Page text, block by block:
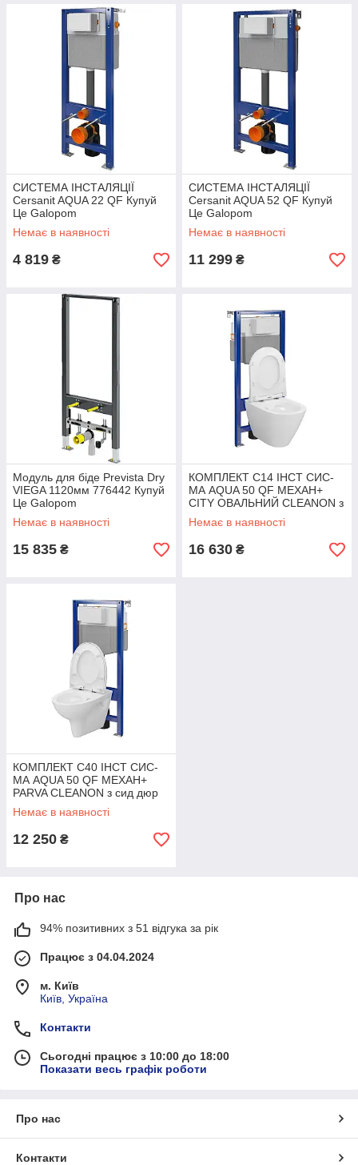
СИСТЕМА ІНСТАЛЯЦІЇ
Cersanit AQUA 22 QF Купуй
Це Galopom
Немає в наявності
4 819 ₴
СИСТЕМА ІНСТАЛЯЦІЇ
Cersanit AQUA 52 QF Купуй
Це Galopom
Немає в наявності
11 299 ₴
Модуль для біде Prevista Dry
VIEGA 1120мм 776442 Купуй
Це Galopom
Немає в наявності
15 835 ₴
КОМПЛЕКТ С14 ІНСТ СИС-
МА AQUA 50 QF MEХАН+
CITY ОВАЛЬНИЙ CLEANON з
сид дюр ліфт БЕЗ КНОПКИ
Купуй Це Galopom
Немає в наявності
16 630 ₴
КОМПЛЕКТ С40 ІНСТ СИС-
МА AQUA 50 QF MEХАН+
PARVA CLEANON з сид дюр
ліфт БЕЗ КНОПКИ Купуй Це
Galopom
Немає в наявності
12 250 ₴
Про нас
94% позитивних з 51 відгука за рік
Працює з 04.04.2024
м. Київ
Київ, Україна
Контакти
Сьогодні працює з 10:00 до 18:00
Показати весь графік роботи
Про нас
Контакти